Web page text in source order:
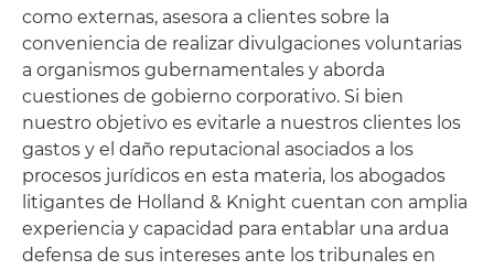
como externas, asesora a clientes sobre la
conveniencia de realizar divulgaciones voluntarias
a organismos gubernamentales y aborda
cuestiones de gobierno corporativo. Si bien
nuestro objetivo es evitarle a nuestros clientes los
gastos y el daño reputacional asociados a los
procesos jurídicos en esta materia, los abogados
litigantes de Holland & Knight cuentan con amplia
experiencia y capacidad para entablar una ardua
defensa de sus intereses ante los tribunales en